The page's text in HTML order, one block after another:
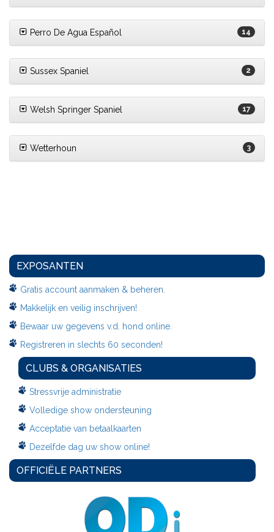
Perro De Agua Español 14
Sussex Spaniel 2
Welsh Springer Spaniel 17
Wetterhoun 3
EXPOSANTEN
Gratis account aanmaken & beheren.
Makkelijk en veilig inschrijven!
Bewaar uw gegevens v.d. hond online.
Registreren in slechts 60 seconden!
CLUBS & ORGANISATIES
Stressvrije administratie
Volledige show ondersteuning
Acceptatie van betaalkaarten
Dezelfde dag uw show online!
OFFICIËLE PARTNERS